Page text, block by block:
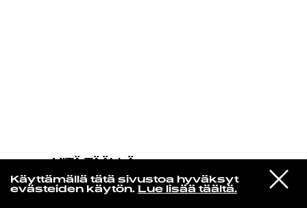
Käyttämällä tätä sivustoa hyväksyt
evästeiden käytön. Lue lisää täältä.
VIESTI
STUDIOON
MITÄ TÄÄLLÄ
Lil Yachty
WE SAW THE SUN!